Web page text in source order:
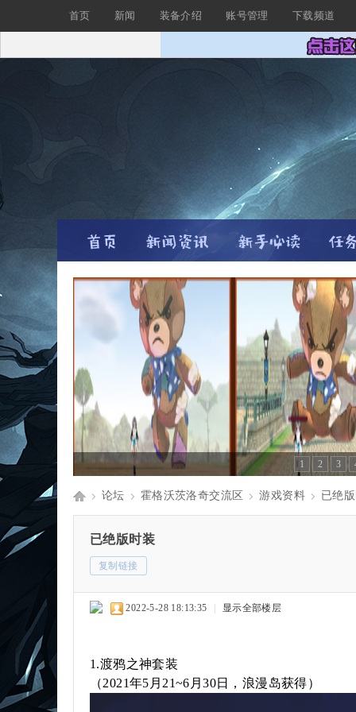
首页 新闻 装备介绍 账号管理 下载频道
1 2 3
论坛 霍格沃茨洛奇交流区 游戏资料 已绝
已绝版时装
复制链接
2022-5-28 18:13:35 显示全部楼层
1.渡鸦之神套装
（2021年5月21~6月30日，浪漫岛获得）